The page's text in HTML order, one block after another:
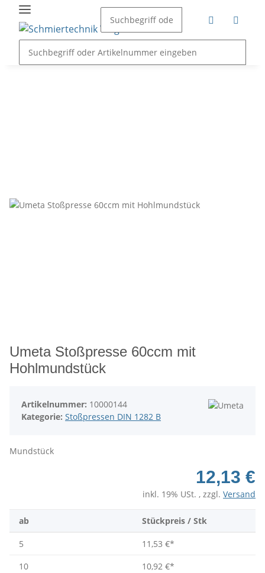
Umeta Stoßpresse 60ccm mit
Hohlmundstück
Artikelnummer: 10000144
Kategorie: Stoßpressen DIN 1282 B
Mundstück
12,13 €
inkl. 19% USt. , zzgl. Versand
ab Stückpreis / Stk
5 11,53 €*
10
10,92 €*